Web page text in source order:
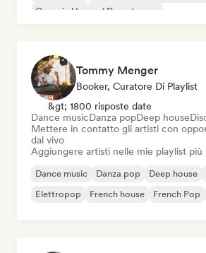
Organic House / Downtempo
Tommy Menger
Booker, Curatore Di Playlist
&gt; 1800 risposte date
Dance musicDanza popDeep house
Mettere in contatto gli artisti con
dal vivo
Aggiungere artisti nelle mie playlist più
Dance music Danza pop Deep house
Elettropop
French house French Pop